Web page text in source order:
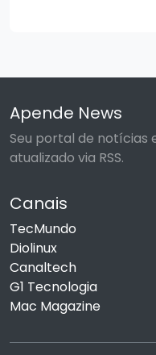
Apende News
Seu portal de notícias
atualizado via RSS.
Canais
TecMundo
Diolinux
Canaltech
G1 Tecnologia
Mac Magazine